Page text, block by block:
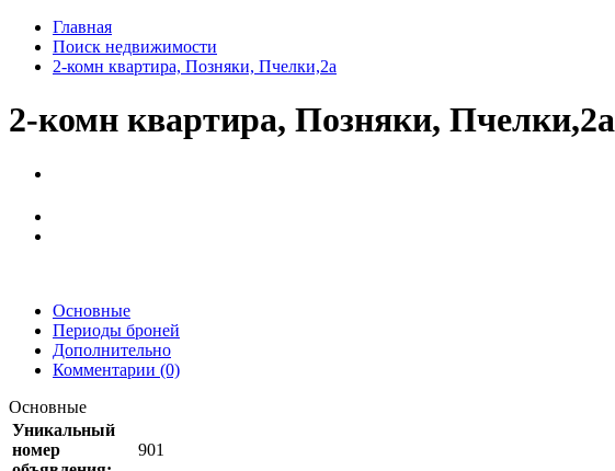
Главная
Поиск недвижимости
2-комн квартира, Позняки, Пчелки,2а
2-комн квартира, Позняки, Пчелки,2а
Основные
Периоды броней
Дополнительно
Комментарии (0)
Основные
Уникальный
номер
901